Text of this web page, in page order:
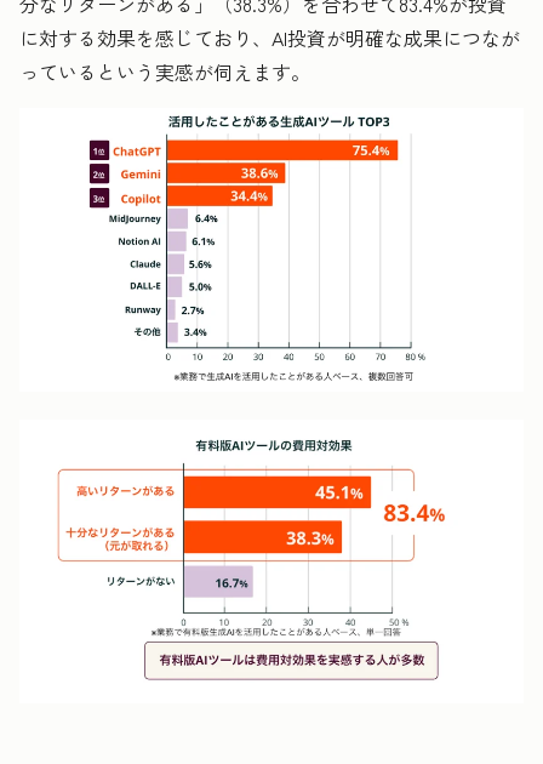
に対する効果を感じており、AI投資が明確な成果につなが
っているという実感が伺えます。